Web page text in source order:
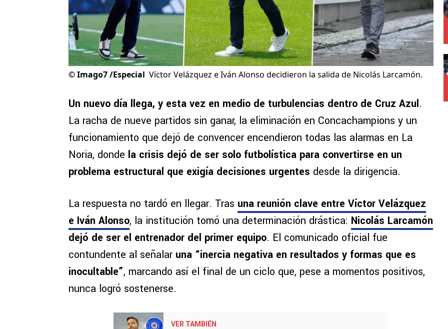
©Imago7 /Especial Víctor Velázquez e Iván Alonso decidieron la salida de Nicolás Larcamón.
Un nuevo día llega, y esta vez en medio de turbulencias dentro de Cruz Azul.
La racha de nueve partidos sin ganar, la eliminación en Concachampions y un
funcionamiento que dejó de convencer encendieron todas las alarmas en La
Noria, donde la crisis dejó de ser solo futbolística para convertirse en un
problema estructural que exigía decisiones urgentes desde la dirigencia.
La respuesta no tardó en llegar. Tras una reunión clave entre Víctor Velázquez
e Iván Alonso, la institución tomó una determinación drástica: Nicolás Larcamón
dejó de ser el entrenador del primer equipo. El comunicado oficial fue
contundente al señalar una “inercia negativa en resultados y formas que es
inocultable”, marcando así el final de un ciclo que, pese a momentos positivos,
nunca logró sostenerse.
VER TAMBIÉN